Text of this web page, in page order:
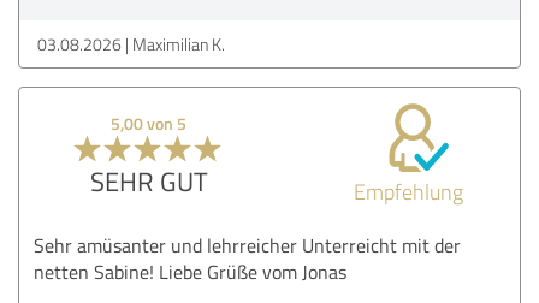
03.08.2026 Maximilian K.
5,00 von 5
SEHR GUT Empfehlung
Sehr amüsanter und lehrreicher Unterreicht mit der
netten Sabine! Liebe Grüße vom Jonas